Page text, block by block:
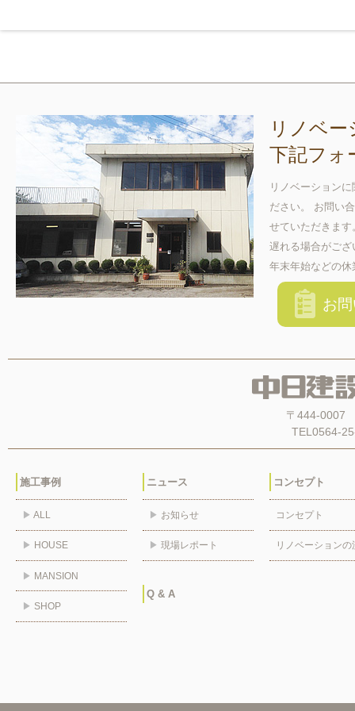
リノベ
下記フォ
リノベーション
ださい。 お問い
せていただきま
遅れる場合がござ
年末年始などの
お問
〒444-0007
TEL0564-
施工事例
▶ ALL
▶ HOUSE
▶ MANSION
▶ SHOP
ニュース
▶ お知らせ
▶ 現場レポート
Q & A
コンセプト
コンセプト
リノベーションの